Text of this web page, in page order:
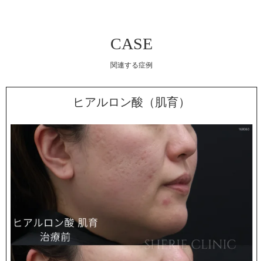
CASE
関連する症例
ヒアルロン酸（肌育）